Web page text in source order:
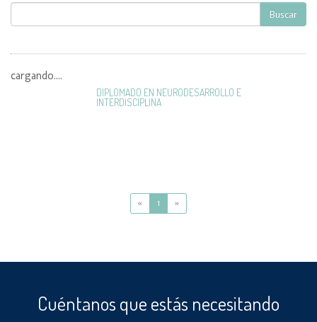
Buscar
cargando....
DIPLOMADO EN NEURODESARROLLO E
INTERDISCIPLINA
« 1 »
Cuéntanos que estás necesitando